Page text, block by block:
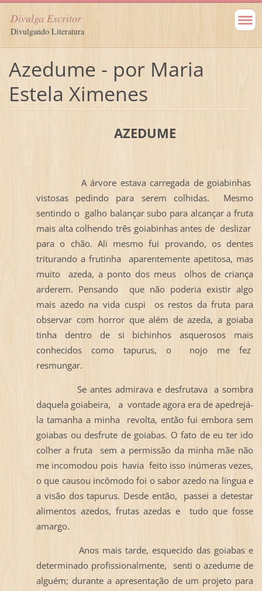
Divulga Escritor
Divulgando Literatura
Azedume - por Maria
Estela Ximenes
AZEDUME
A árvore estava carregada de goiabinhas
vistosas pedindo para serem colhidas. Mesmo
sentindo o galho balançar subo para alcançar a fruta
mais alta colhendo três goiabinhas antes de deslizar
para o chão. Ali mesmo fui provando, os dentes
triturando a frutinha aparentemente apetitosa, mas
muito azeda, a ponto dos meus olhos de criança
arderem. Pensando que não poderia existir algo
mais azedo na vida cuspi os restos da fruta para
observar com horror que além de azeda, a goiaba
tinha dentro de si bichinhos asquerosos mais
conhecidos como tapurus, o nojo me fez
resmungar.
Se antes admirava e desfrutava a sombra
daquela goiabeira, a vontade agora era de apedrejá-
la tamanha a minha revolta, então fui embora sem
goiabas ou desfrute de goiabas. O fato de eu ter ido
colher a fruta sem a permissão da minha mãe não
me incomodou pois havia feito isso inúmeras vezes,
o que causou incômodo foi o sabor azedo na língua e
a visão dos tapurus. Desde então, passei a detestar
alimentos azedos, frutas azedas e tudo que fosse
amargo.
Anos mais tarde, esquecido das goiabas e
determinado profissionalmente, senti o azedume de
alguém; durante a apresentação de um projeto para